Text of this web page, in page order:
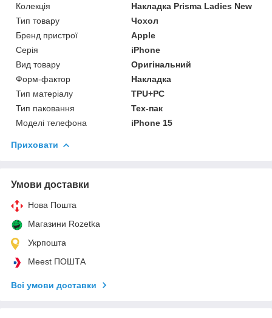
Колекція
Накладка Prisma Ladies New
Тип товару
Чохол
Бренд пристрої
Apple
Серія
iPhone
Вид товару
Оригінальний
Форм-фактор
Накладка
Тип матеріалу
TPU+PC
Тип паковання
Тех-пак
Моделі телефона
iPhone 15
Приховати
Умови доставки
Нова Пошта
Магазини Rozetka
Укрпошта
Meest ПОШТА
Всі умови доставки